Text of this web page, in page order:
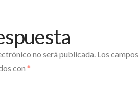
no será publicada. Los campos
con *